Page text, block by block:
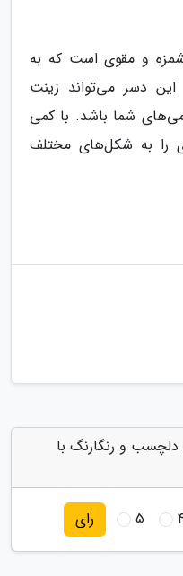
و مقوی است که به
دسر می‌تواند زینت
شما باشد. با کمی
را به شکل‌های مختلف
دلچسب و رنگارنگ با
5 رای